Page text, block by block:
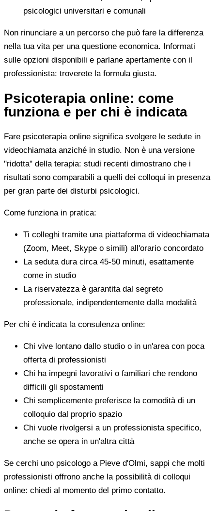
psicologici universitari e comunali
Non rinunciare a un percorso che può fare la differenza
nella tua vita per una questione economica. Informati
sulle opzioni disponibili e parlane apertamente con il
professionista: troverete la formula giusta.
Psicoterapia online: come
funziona e per chi è indicata
Fare psicoterapia online significa svolgere le sedute in
videochiamata anziché in studio. Non è una versione
"ridotta" della terapia: studi recenti dimostrano che i
risultati sono comparabili a quelli dei colloqui in presenza
per gran parte dei disturbi psicologici.
Come funziona in pratica:
Ti colleghi tramite una piattaforma di videochiamata
(Zoom, Meet, Skype o simili) all'orario concordato
La seduta dura circa 45-50 minuti, esattamente
come in studio
La riservatezza è garantita dal segreto
professionale, indipendentemente dalla modalità
Per chi è indicata la consulenza online:
Chi vive lontano dallo studio o in un'area con poca
offerta di professionisti
Chi ha impegni lavorativi o familiari che rendono
difficili gli spostamenti
Chi semplicemente preferisce la comodità di un
colloquio dal proprio spazio
Chi vuole rivolgersi a un professionista specifico,
anche se opera in un'altra città
Se cerchi uno psicologo a Pieve d'Olmi, sappi che molti
professionisti offrono anche la possibilità di colloqui
online: chiedi al momento del primo contatto.